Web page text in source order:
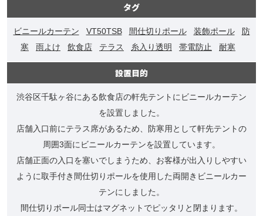
タグ
ビニールカーテン VT50TSB 間仕切りポール 装飾ポール
防
寒
雨よけ 飲食店 テラス 糸入り透明 帯電防止 耐寒
設置目的
渋谷区千駄ヶ谷にある飲食店の軒先テントにビニールカーテン
を設置しました。
店舗入口前にテラス席があるため、防寒用として軒先テントの
周囲3面にビニールカーテンを設置しています。
店舗正面の入口を塞いでしまうため、お客様が出入りしやすい
ように取手付き間仕切りポールを使用した両開きビニールカー
テンにしました。
間仕切りポール同士はマグネットでピッタリと閉まります。